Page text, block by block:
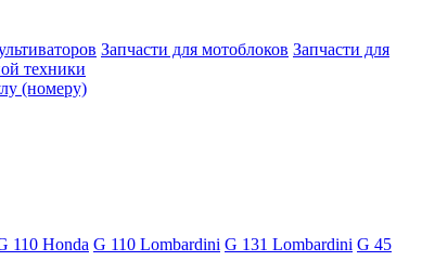
Запчасти для мотоблоков Запчасти для
техники
(номеру)
110 Honda G 110 Lombardini G 131 Lombardini G 45